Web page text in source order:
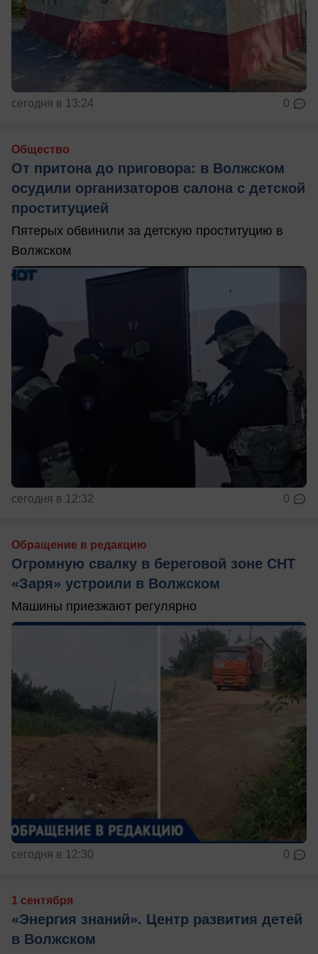
сегодня в 13:24 0
Общество
От притона до приговора: в Волжском
осудили организаторов салона с детской
проституцией
Пятерых обвинили за детскую проституцию в
Волжском
сегодня в 12:32 0
Обращение в редакцию
Огромную свалку в береговой зоне СНТ
«Заря» устроили в Волжском
Машины приезжают регулярно
сегодня в 12:30 0
1 сентября
«Энергия знаний». Центр развития детей
в Волжском